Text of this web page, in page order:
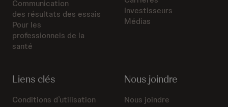
Communication
des résultats des essais
Pour les
professionnels de la
santé
Investisseurs
Médias
Liens clés
Conditions d’utilisation
Nous joindre
Nous joindre